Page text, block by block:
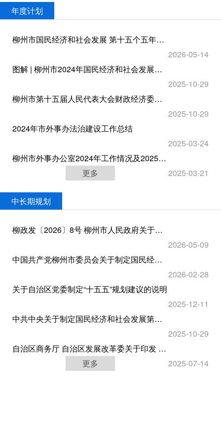
年度计划
柳州市国民经济和社会发展 第十五个五年规划纲要政策解读
2026-05-14
图解 | 柳州市2024年国民经济和社会发展计划执行情况与2025年国民经济和社会发展计划草案报告
2025-10-29
柳州市第十五届人民代表大会财政经济委员会关于柳州市2024年国民经济和社会发展计划执行情况与2025年国民经济和社会发展计划草案的审查结果报告
2025-10-29
2024年市外事办法治建设工作总结
2025-03-24
柳州市外事办公室2024年工作情况及2025年工作计划
2025-03-21
更多
中长期规划
柳政发〔2026〕8号 柳州市人民政府关于印发《柳州市国民经济和社会发展第十五个五年规划纲要》的通知
2026-05-09
中国共产党柳州市委员会关于制定国民经济和社会发展第十五个五年规划的建议
2026-02-28
关于自治区党委制定“十五五”规划建议的说明
2025-12-11
中共中央关于制定国民经济和社会发展第十五个五年规划的建议
2025-10-29
自治区商务厅 自治区发展改革委关于印发 《广西国际化营商环境提升行动方案（2025—2027年）》的函
2025-07-14
更多